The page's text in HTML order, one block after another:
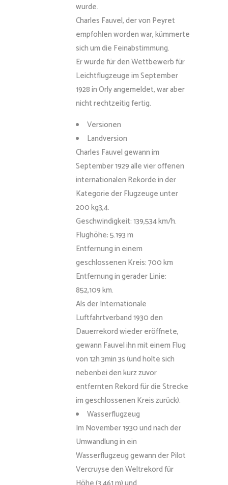
wurde.
Charles Fauvel, der von Peyret
empfohlen worden war, kümmerte
sich um die Feinabstimmung.
Er wurde für den Wettbewerb für
Leichtflugzeuge im September
1928 in Orly angemeldet, war aber
nicht rechtzeitig fertig.
Versionen
Landversion
Charles Fauvel gewann im
September 1929 alle vier offenen
internationalen Rekorde in der
Kategorie der Flugzeuge unter
200 kg3,4.
Geschwindigkeit: 139,534 km/h.
Flughöhe: 5.193 m
Entfernung in einem
geschlossenen Kreis: 700 km
Entfernung in gerader Linie:
852,109 km.
Als der Internationale
Luftfahrtverband 1930 den
Dauerrekord wieder eröffnete,
gewann Fauvel ihn mit einem Flug
von 12h 3min 3s (und holte sich
nebenbei den kurz zuvor
entfernten Rekord für die Strecke
im geschlossenen Kreis zurück).
Wasserflugzeug
Im November 1930 und nach der
Umwandlung in ein
Wasserflugzeug gewann der Pilot
Vercruyse den Weltrekord für